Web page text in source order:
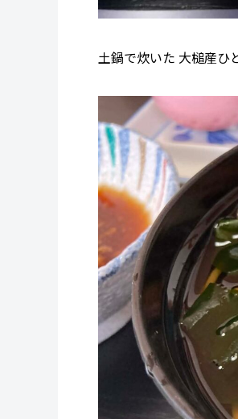
土鍋で炊いた 大槌産ひ